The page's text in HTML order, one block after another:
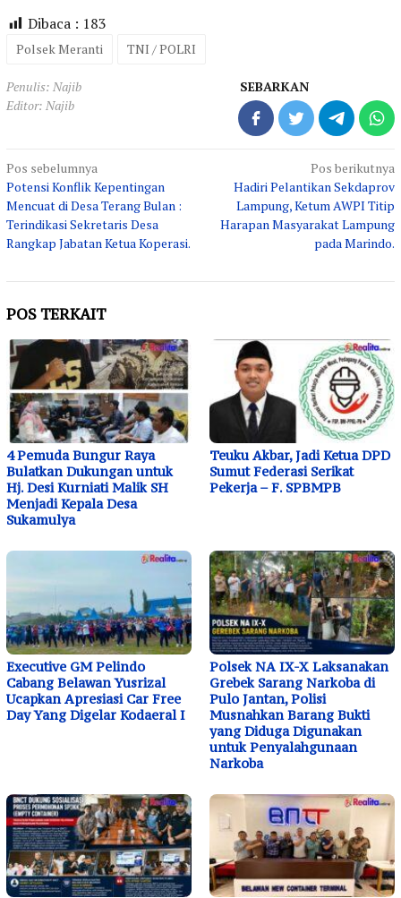
Dibaca : 183
Polsek Meranti TNI / POLRI
Penulis: Najib
Editor: Najib
SEBARKAN
Navigasi
pos
Pos sebelumnya
Potensi Konflik Kepentingan
Mencuat di Desa Terang Bulan :
Terindikasi Sekretaris Desa
Rangkap Jabatan Ketua Koperasi.
Pos berikutnya
Hadiri Pelantikan Sekdaprov
Lampung, Ketum AWPI Titip
Harapan Masyarakat Lampung
pada Marindo.
POS TERKAIT
4 Pemuda Bungur Raya
Bulatkan Dukungan untuk
Hj. Desi Kurniati Malik SH
Menjadi Kepala Desa
Sukamulya
Teuku Akbar, Jadi Ketua DPD
Sumut Federasi Serikat
Pekerja – F. SPBMPB
Executive GM Pelindo
Cabang Belawan Yusrizal
Ucapkan Apresiasi Car Free
Day Yang Digelar Kodaeral I
Polsek NA IX-X Laksanakan
Grebek Sarang Narkoba di
Pulo Jantan, Polisi
Musnahkan Barang Bukti
yang Diduga Digunakan
untuk Penyalahgunaan
Narkoba